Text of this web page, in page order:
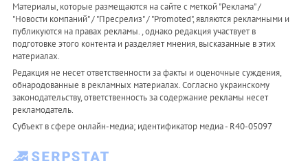
Материалы, которые размещаются на сайте с меткой "Реклама" /
"Новости компаний" / "Пресрелиз" / "Promoted", являются рекламными и
публикуются на правах рекламы. , однако редакция участвует в
подготовке этого контента и разделяет мнения, высказанные в этих
материалах.
Редакция не несет ответственности за факты и оценочные суждения,
обнародованные в рекламных материалах. Согласно украинскому
законодательству, ответственность за содержание рекламы несет
рекламодатель.
Субъект в сфере онлайн-медиа; идентификатор медиа - R40-05097